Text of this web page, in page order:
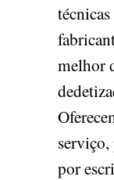
melhor
por